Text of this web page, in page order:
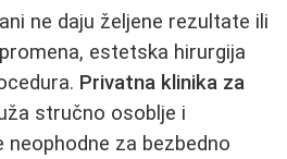
ne daju željene rezultate ili
estetska hirurgija
Privatna klinika za
stručno osoblje i
za bezbedno